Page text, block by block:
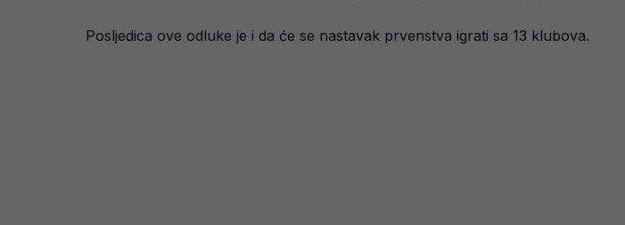
Posljedica ove odluke je i da će se nastavak prvenstva igrati sa 13 klubova.